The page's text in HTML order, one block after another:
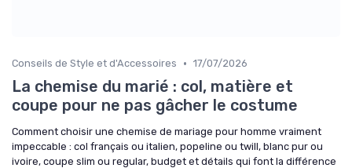
Conseils de Style et d'Accessoires • 17/07/2026
La chemise du marié : col, matière et
coupe pour ne pas gâcher le costume
Comment choisir une chemise de mariage pour homme vraiment
impeccable : col français ou italien, popeline ou twill, blanc pur ou
ivoire, coupe slim ou regular, budget et détails qui font la différence